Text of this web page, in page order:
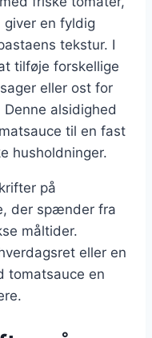
en fyldig
tekstur. I
tilføje forskellige
eller ost for
alsidighed
til en fast
husholdninger.
på
der spænder fra
måltider.
eller en
tomatsauce en